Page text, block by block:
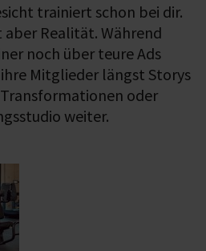
trainiert schon bei dir.
Realität. Während
noch über teure Ads
Mitglieder längst Storys
oder
weiter.